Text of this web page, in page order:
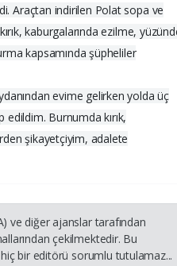
Araçtan indirilen Polat sopa ve
kaburgalarında ezilme,
kapsamında şüpheliler
evime gelirken yolda üç
Burnumda kırık,
şikayetçiyim, adalete
ve diğer ajanslar tarafından
çekilmektedir. Bu
bir editörü sorumlu tutulamaz...